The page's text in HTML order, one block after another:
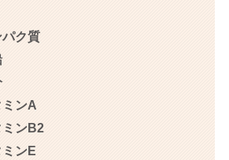
ク質
ンA
ミンB2
ンE